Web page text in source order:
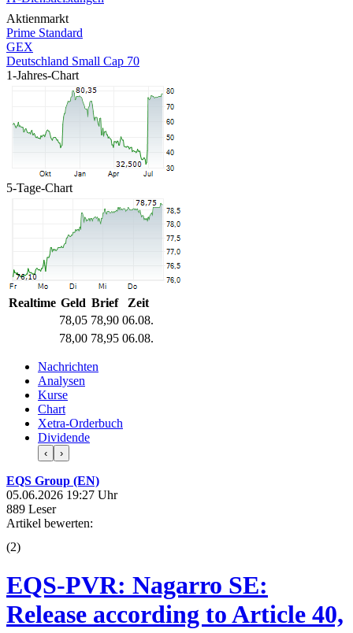
Aktienmarkt
Prime Standard
GEX
Deutschland Small Cap 70
1-Jahres-Chart
5-Tage-Chart
Realtime Geld Brief
Zeit
78,05 78,90 06.08.
78,00 78,95 06.08.
Nachrichten
Analysen
Kurse
Chart
Xetra-Orderbuch
Dividende
‹ ›
EQS Group (EN)
05.06.2026 19:27 Uhr
889 Leser
Artikel bewerten:
(2)
EQS-PVR: Nagarro SE:
Release according to Article 40,